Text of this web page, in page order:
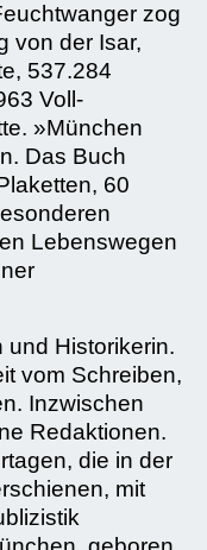
zog
von der Isar,
537.284
Voll-
»München
Das Buch
60
Lebenswegen
und Historikerin.
vom Schreiben,
Inzwischen
Redaktionen.
die in der
mit